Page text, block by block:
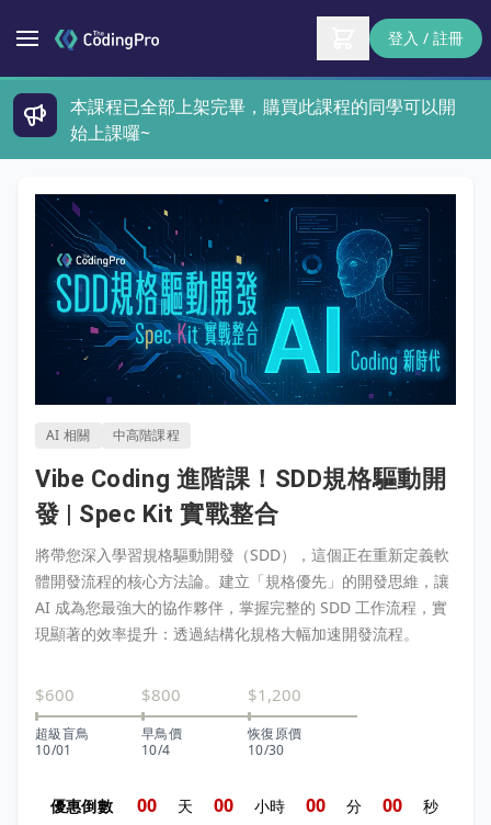
登入 / 註冊
本課程已全部上架完畢，購買此課程的同學可以開
始上課囉~
AI 相關 中高階課程
Vibe Coding 進階課！SDD規格驅動開
發 | Spec Kit 實戰整合
將帶您深入學習規格驅動開發（SDD），這個正在重新定義軟
體開發流程的核心方法論。建立「規格優先」的開發思維，讓
AI 成為您最強大的協作夥伴，掌握完整的 SDD 工作流程，實
現顯著的效率提升：透過結構化規格大幅加速開發流程。
超級盲鳥
10/01
$600
早鳥價
10/4
$800
恢復原價
10/30
$1,200
優惠倒數 00 天 00 小時 00 分 00 秒